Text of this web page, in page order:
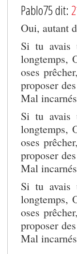
Pablo75 dit:
Oui, autant
Si tu avais
longtemps,
oses
proposer
Mal
Si tu avais
longtemps,
oses
proposer
Mal
Si tu avais
longtemps,
oses
proposer
Mal